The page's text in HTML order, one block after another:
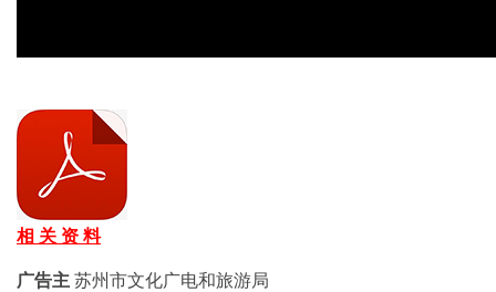
相 关 资 料
广告主 苏州市文化广电和旅游局